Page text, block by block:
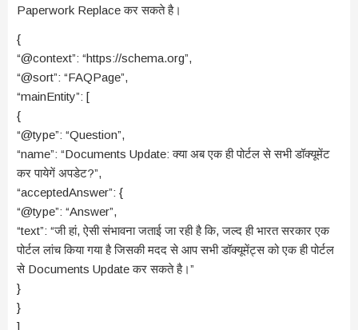
Paperwork Replace कर सकते है।
{
“@context”: “https://schema.org”,
“@sort”: “FAQPage”,
“mainEntity”: [
{
“@type”: “Question”,
“name”: “Documents Update: क्या अब एक ही पोर्टल से सभी डॉक्यूमेंट
कर पायेगें अपडेट?”,
“acceptedAnswer”: {
“@type”: “Answer”,
“text”: “जी हां, ऐसी संभावना जताई जा रही है कि, जल्द ही भारत सरकार एक
पोर्टल लांच किया गया है जिसकी मदद से आप सभी डॉक्यूमेंट्स को एक ही पोर्टल
से Documents Update कर सकते है।”
}
}
]